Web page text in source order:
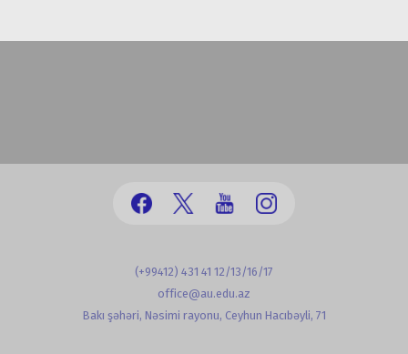
(+99412) 431 41 12/13/16/17
office@au.edu.az
Bakı şəhəri, Nəsimi rayonu, Ceyhun Hacıbəyli, 71